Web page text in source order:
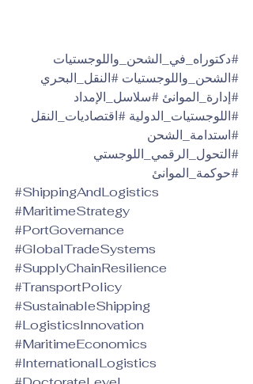
#دكتوراه_في_الشحن_واللوجستيات
#الشحن_واللوجستيات #النقل_البحري
#إدارة_الموانئ #سلاسل_الإمداد
#اللوجستيات_الدولية #اقتصاديات_النقل
#استدامة_الشحن
#التحول_الرقمي_اللوجستي
#حوكمة_الموانئ
#ShippingAndLogistics
#MaritimeStrategy
#PortGovernance
#GlobalTradeSystems
#SupplyChainResilience
#TransportPolicy
#SustainableShipping
#LogisticsInnovation
#MaritimeEconomics
#InternationalLogistics